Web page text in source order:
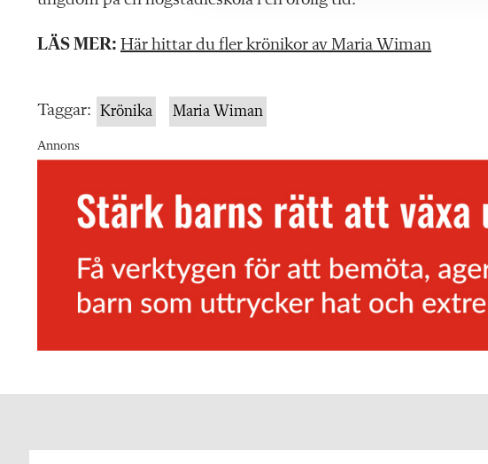
LÄS MER: Här hittar du fler krönikor av Maria Wiman
Taggar: Krönika Maria Wiman
Annons